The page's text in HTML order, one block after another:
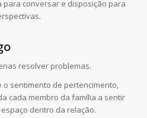
conversar e disposição para
resolver problemas.
o sentimento de pertencimento,
cada membro da família a sentir
dentro da relação.